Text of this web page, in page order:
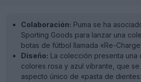
Colaboración: Puma se ha
Sporting Goods para lanzar una
botas de fútbol llamada «Re-
Diseño: La colección presenta una
colores rosa y azul vibrante, que
aspecto único de «pasta de